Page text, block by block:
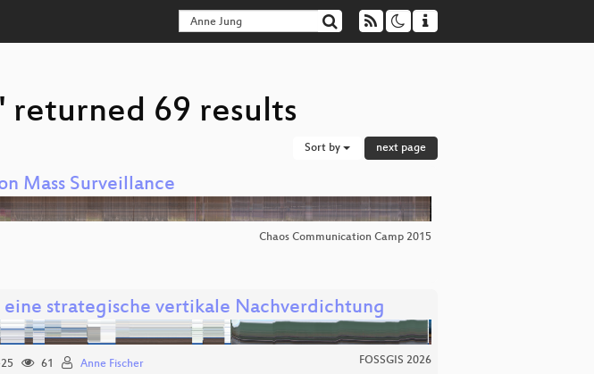
returned 69 results
Sort by next page
Mass Surveillance
Chaos Communication Camp 2015
strategische vertikale Nachverdichtung
61 Anne Fischer FOSSGIS 2026